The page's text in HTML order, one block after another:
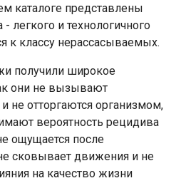
каталоге представлены
легкого и технологичного
к классу нерассасываемых.
получили широкое
они не вызывают
не отторгаются организмом,
вероятность рецидива
ощущается после
сковывает движения и не
на качество жизни